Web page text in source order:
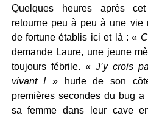
Quelques heures après
retourne peu à peu à une vie
de fortune établis ici et là : «
demande Laure, une jeune
toujours fébrile. « J’y crois
vivant !» hurle de son
premières secondes du bug
sa femme dans leur cave